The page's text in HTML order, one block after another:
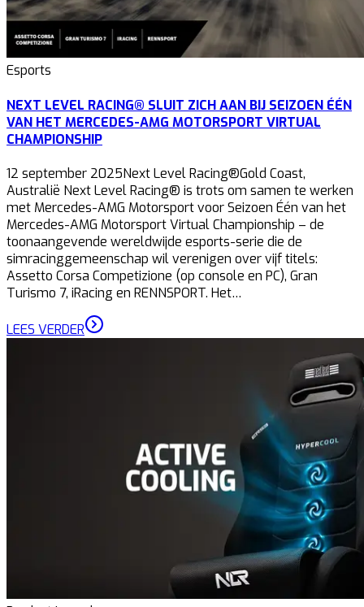
Esports
NEXT LEVEL RACING® SLUIT ZICH AAN BIJ SEIZOEN ÉÉN
VAN HET MERCEDES-AMG MOTORSPORT VIRTUAL
CHAMPIONSHIP
12 september 2025Next Level Racing®Gold Coast,
Australië Next Level Racing® is trots om samen te werken
met Mercedes-AMG Motorsport voor Seizoen Één van het
Mercedes-AMG Motorsport Virtual Championship – de
toonaangevende wereldwijde esports-serie die de
simracinggemeenschap wil verenigen over vijf titels:
Assetto Corsa Competizione (op console en PC), Gran
Turismo 7, iRacing en RENNSPORT. Het…
LEES VERDER